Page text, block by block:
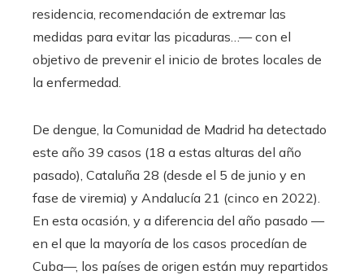
residencia, recomendación de extremar las
medidas para evitar las picaduras…— con el
objetivo de prevenir el inicio de brotes locales de
la enfermedad.
De dengue, la Comunidad de Madrid ha detectado
este año 39 casos (18 a estas alturas del año
pasado), Cataluña 28 (desde el 5 de junio y en
fase de viremia) y Andalucía 21 (cinco en 2022).
En esta ocasión, y a diferencia del año pasado —
en el que la mayoría de los casos procedían de
Cuba—, los países de origen están muy repartidos